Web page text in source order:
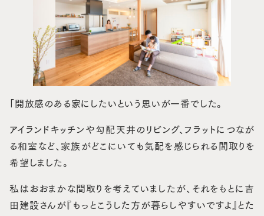
「開放感のある家にしたいという思いが一番でした。
アイランドキッチンや勾配天井のリビング、フラットにつなが
る和室など、家族がどこにいても気配を感じられる間取りを
希望しました。
私はおおまかな間取りを考えていましたが、それをもとに吉
田建設さんが『もっとこうした方が暮らしやすいですよ』とた